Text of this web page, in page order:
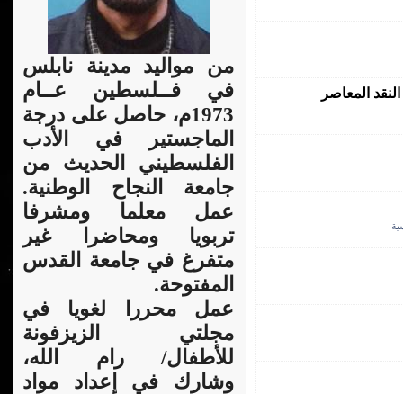
المعاصر
من مواليد مدينة نابلس
في فــلسطين عــام
1973م، حاصل على درجة
الماجستير في الأدب
الفلسطيني الحديث من
جامعة النجاح الوطنية.
عمل معلما ومشرفا
تربويا ومحاضرا غير
متفرغ في جامعة القدس
المفتوحة.
عمل محررا لغويا في
مجلتي الزيزفونة
للأطفال/ رام الله،
وشارك في إعداد مواد